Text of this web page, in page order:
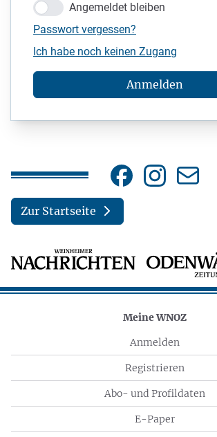
Angemeldet bleiben
Passwort vergessen?
Ich habe noch keinen Zugang
Anmelden
Zur Startseite
Meine WNOZ
Anmelden
Registrieren
Abo- und Profildaten
E-Paper